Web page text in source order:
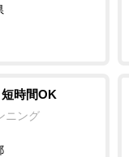
時間OK
ニング